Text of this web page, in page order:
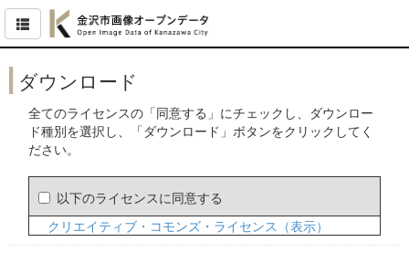
ダウンロード
全てのライセンスの「同意する」にチェックし、ダウンロー
ド種別を選択し、「ダウンロード」ボタンをクリックしてく
ださい。
以下のライセンスに同意する
クリエイティブ・コモンズ・ライセンス（表示）